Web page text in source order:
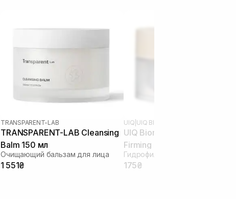
TRANSPARENT-LAB
TRANSPARENT-LAB Cleansing
Balm 150 мл
Очищающий бальзам для лица
1 551₴
UIQ UIQ BIOME BARRIER
UIQ Biome Barrier Collagen
Firming Cleansing Balm 10 мл
175₴